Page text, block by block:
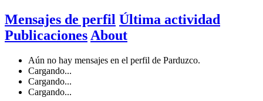
Mensajes de perfil Última actividad
Publicaciones About
Aún no hay mensajes en el perfil de Parduzco.
Cargando...
Cargando...
Cargando...